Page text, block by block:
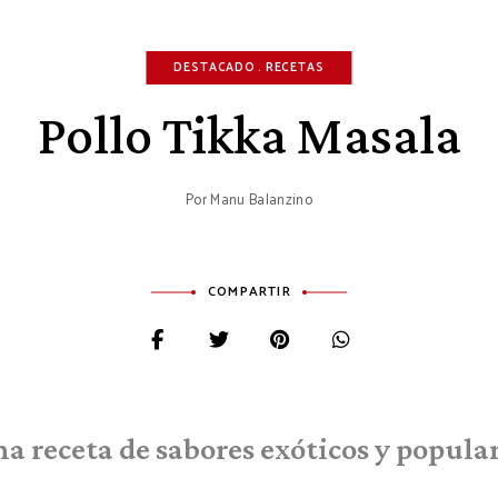
DESTACADO RECETAS
Pollo Tikka Masala
PorManu Balanzino
COMPARTIR
receta de sabores exóticos y